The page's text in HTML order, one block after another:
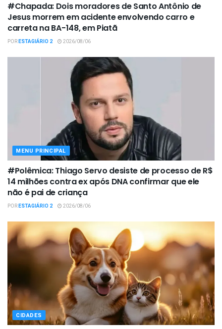
#Chapada: Dois moradores de Santo Antônio de
Jesus morrem em acidente envolvendo carro e
carreta na BA-148, em Piatã
PORESTAGIÁRIO 2 2026/08/06
MENU PRINCIPAL
#Polêmica: Thiago Servo desiste de processo de R$
14 milhões contra ex após DNA confirmar que ele
não é pai de criança
PORESTAGIÁRIO 2 2026/08/06
CIDADES